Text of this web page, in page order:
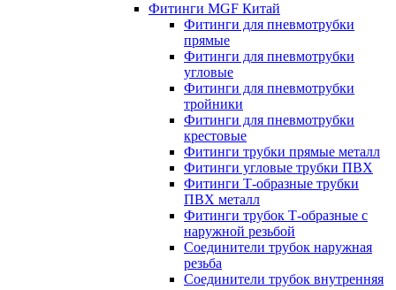
Фитинги MGF Китай
Фитинги для пневмотрубки
прямые
Фитинги для пневмотрубки
угловые
Фитинги для пневмотрубки
тройники
Фитинги для пневмотрубки
крестовые
Фитинги трубки прямые металл
Фитинги угловые трубки ПВХ
Фитинги Т-образные трубки
ПВХ металл
Фитинги трубок Т-образные с
наружной резьбой
Соединители трубок наружная
резьба
Соединители трубок внутренняя